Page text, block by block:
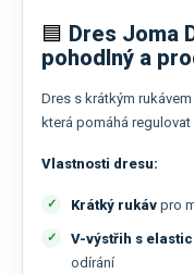
🟦 Dres Joma
pohodlný a
Dres s krátkým
která pomáhá
Vlastnosti dresu:
Krátký rukáv pro
V-výstřih s
odírání